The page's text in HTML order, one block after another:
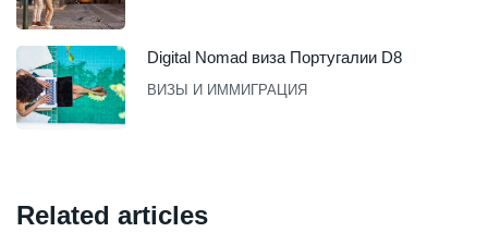
Digital Nomad виза Португалии D8
ВИЗЫ И ИММИГРАЦИЯ
Related articles